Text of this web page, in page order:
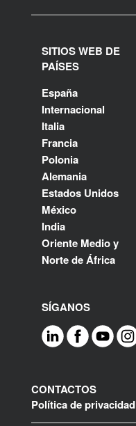
SITIOS WEB DE
PAÍSES
España
Internacional
Italia
Francia
Polonia
Alemania
Estados Unidos
México
India
Oriente Medio y
Norte de África
SÍGANOS
Footer
CONTACTOS
Política de privacidad